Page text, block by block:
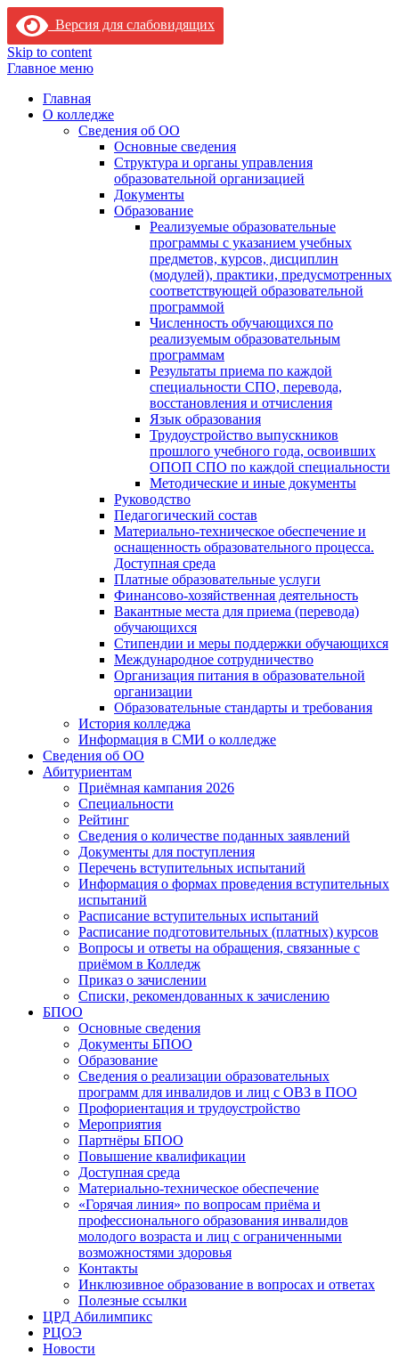
Версия для слабовидящих
Skip to content
Главное меню
Главная
О колледже
Сведения об ОО
Основные сведения
Структура и органы управления
образовательной организацией
Документы
Образование
Реализуемые образовательные
программы с указанием учебных
предметов, курсов, дисциплин
(модулей), практики, предусмотренных
соответствующей образовательной
программой
Численность обучающихся по
реализуемым образовательным
программам
Результаты приема по каждой
специальности СПО, перевода,
восстановления и отчисления
Язык образования
Трудоустройство выпускников
прошлого учебного года, освоивших
ОПОП СПО по каждой специальности
Методические и иные документы
Руководство
Педагогический состав
Материально-техническое обеспечение и
оснащенность образовательного процесса.
Доступная среда
Платные образовательные услуги
Финансово-хозяйственная деятельность
Вакантные места для приема (перевода)
обучающихся
Стипендии и меры поддержки обучающихся
Международное сотрудничество
Организация питания в образовательной
организации
Образовательные стандарты и требования
История колледжа
Информация в СМИ о колледже
Сведения об ОО
Абитуриентам
Приёмная кампания 2026
Специальности
Рейтинг
Сведения о количестве поданных заявлений
Документы для поступления
Перечень вступительных испытаний
Информация о формах проведения вступительных
испытаний
Расписание вступительных испытаний
Расписание подготовительных (платных) курсов
Вопросы и ответы на обращения, связанные с
приёмом в Колледж
Приказ о зачислении
Списки, рекомендованных к зачислению
БПОО
Основные сведения
Документы БПОО
Образование
Сведения о реализации образовательных
программ для инвалидов и лиц с ОВЗ в ПОО
Профориентация и трудоустройство
Мероприятия
Партнёры БПОО
Повышение квалификации
Доступная среда
Материально-техническое обеспечение
«Горячая линия» по вопросам приёма и
профессионального образования инвалидов
молодого возраста и лиц с ограниченными
возможностями здоровья
Контакты
Инклюзивное образование в вопросах и ответах
Полезные ссылки
ЦРД Абилимпикс
РЦОЭ
Новости